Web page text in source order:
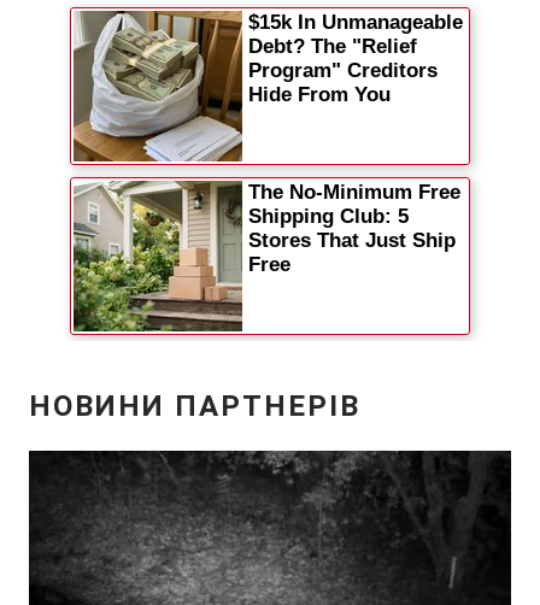
Контакти
ПОСЛУГИ
Реклама на сайті Фотобанк
Моніторинг Пресцентр